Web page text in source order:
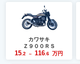
カワサキ
Ｚ９００ＲＳ
15 .2 ～ 116 .6 万円